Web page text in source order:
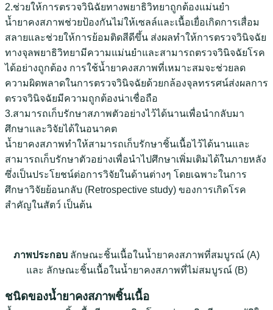
2.ช่วยให้การตรวจวินิฉัยทางพยาธิวิทยาถูกต้องแม่นยำ
น้ำยาคงสภาพช่วยป้องกันไม่ให้เซลล์และเนื้อเยื่อเกิดการเสื่อม
สลายและช่วยให้การย้อมติดสีดีขึ้น ส่งผลทำให้การตรวจวินิจฉัย
ทางจุลพยาธิวิทยามีความแม่นยำและสามารถตรวจวินิจฉัยโรค
ได้อย่างถูกต้อง การใช้น้ำยาคงสภาพที่เหมาะสมจะช่วยลด
ความผิดพลาดในการตรวจวินิจฉัยด้วยกล้องจุลทรรศน์ส่งผลการ
ตรวจวินิจฉัยมีความถูกต้องน่าเชื่อถือ
3.สามารถเก็บรักษาสภาพตัวอย่างไว้ได้นานเพื่อนำกลับมา
ศึกษาและวิจัยได้ในอนาคต
น้ำยาคงสภาพทำให้สามารถเก็บรักษาชิ้นเนื้อไว้ได้นานและ
สามารถเก็บรักษาตัวอย่างเพื่อนำไปศึกษาเพิ่มเติมได้ในภายหลัง
ซึ่งเป็นประโยชน์ต่อการวิจัยในด้านต่างๆ โดยเฉพาะในการ
ศึกษาวิจัยย้อนกลับ (Retrospective study) ของการเกิดโรค
สำคัญในสัตว์ เป็นต้น
ภาพประกอบ ลักษณะชิ้นเนื้อในน้ำยาคงสภาพที่สมบูรณ์ (A)
และ ลักษณะชิ้นเนื้อในน้ำยาคงสภาพที่ไม่สมบูรณ์ (B)
ชนิดของน้ำยาคงสภาพชิ้นเนื้อ